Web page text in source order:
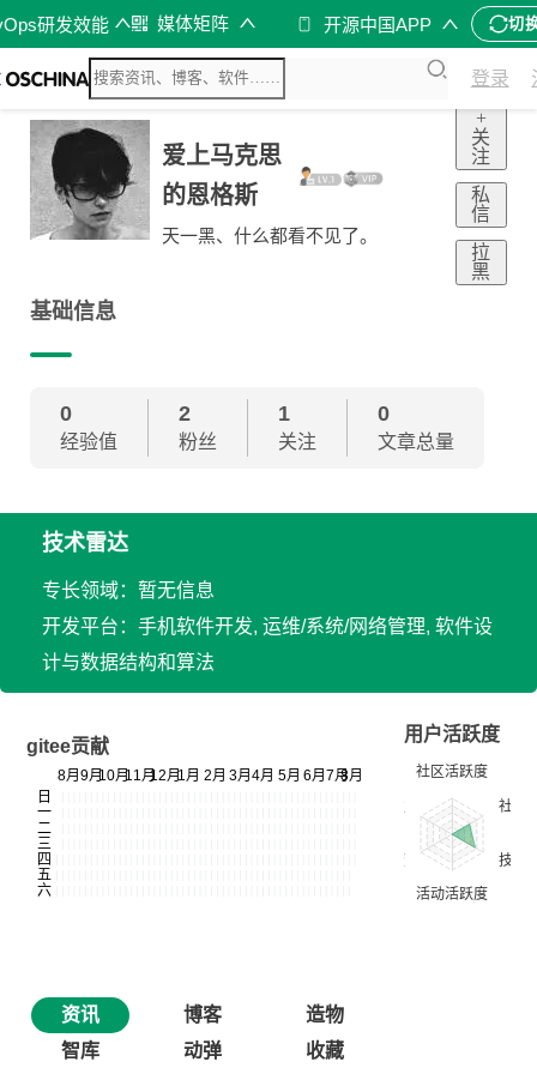
研发效能 媒体矩阵 开源中国APP 切
登录
爱上马克思
的恩格斯
天一黑、什么都看不见了。
+
关
注
私
信
拉
黑
基础信息
0
经验值
2
粉丝
1
关注
0
文章总量
技术雷达
专长领域：暂无信息
开发平台：手机软件开发, 运维/系统/网络管理, 软件设
计与数据结构和算法
gitee贡献
用户活跃度
资讯 博客
造物
智库
动弹 收藏